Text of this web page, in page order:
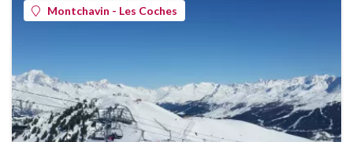
Montchavin - Les Coches